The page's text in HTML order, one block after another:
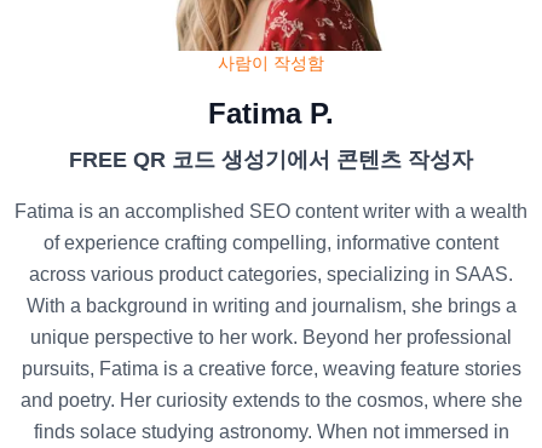
사람이 작성함
Fatima P.
FREE QR 코드 생성기에서 콘텐츠 작성자
Fatima is an accomplished SEO content writer with a wealth
of experience crafting compelling, informative content
across various product categories, specializing in SAAS.
With a background in writing and journalism, she brings a
unique perspective to her work. Beyond her professional
pursuits, Fatima is a creative force, weaving feature stories
and poetry. Her curiosity extends to the cosmos, where she
finds solace studying astronomy. When not immersed in